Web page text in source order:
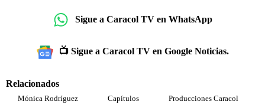
Sigue a Caracol TV en WhatsApp
📺 Sigue a Caracol TV en Google Noticias.
Relacionados
Mónica Rodríguez Capítulos Producciones Caracol